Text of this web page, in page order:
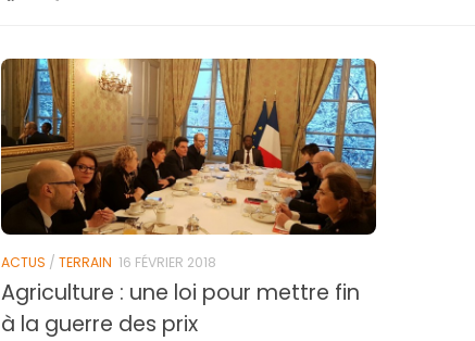
ACTUS / TERRAIN 16 FÉVRIER 2018
Agriculture : une loi pour mettre fin
à la guerre des prix